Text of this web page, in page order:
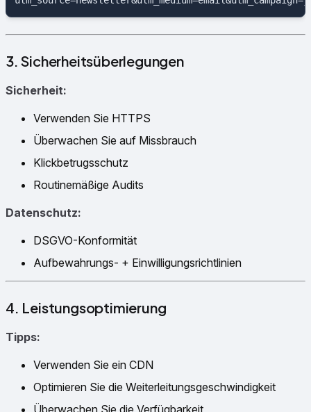
3. Sicherheitsüberlegungen
Sicherheit:
Verwenden Sie HTTPS
Überwachen Sie auf Missbrauch
Klickbetrugsschutz
Routinemäßige Audits
Datenschutz:
DSGVO-Konformität
Aufbewahrungs- + Einwilligungsrichtlinien
4. Leistungsoptimierung
Tipps:
Verwenden Sie ein CDN
Optimieren Sie die Weiterleitungsgeschwindigkeit
Überwachen Sie die Verfügbarkeit